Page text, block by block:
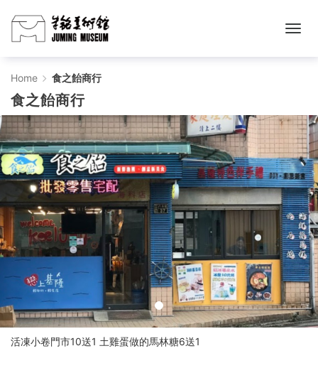
食
之
飴
商
行
-
Juming
Museum
Ticketing
Website
Home 食之飴商行
食之飴商行
活凍小卷門市10送1 土雞蛋做的馬林糖6送1